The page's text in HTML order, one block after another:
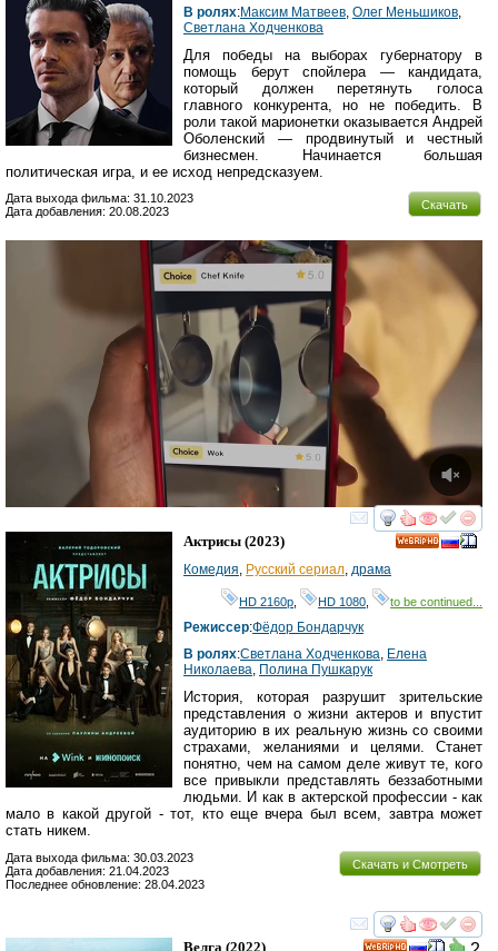
В ролях:Максим Матвеев Олег Меньшиков
Светлана Ходченкова
Для победы на выборах губернатору в
помощь берут спойлера — кандидата,
который должен перетянуть голоса
главного конкурента, но не победить. В
роли такой марионетки оказывается Андрей
Оболенский — продвинутый и честный
бизнесмен. Начинается большая
политическая игра, и ее исход непредсказуем.
Скачать
Дата выхода фильма: 31.10.2023
Дата добавления: 20.08.2023
смотреть
Актрисы (2023)
Комедия, Русский сериал, драма
HD 2160р, HD 1080, to be continued...
Режиссер:Фёдор Бондарчук
В ролях:Светлана Ходченкова, Елена
Николаева, Полина Пушкарук
История, которая разрушит зрительские
представления о жизни актеров и впустит
аудиторию в их реальную жизнь со своими
страхами, желаниями и целями. Станет
понятно, чем на самом деле живут те, кого
все привыкли представлять беззаботными
людьми. И как в актерской профессии - как
мало в какой другой - тот, кто еще вчера был всем, завтра может
стать никем.
Скачать и Смотреть
Дата выхода фильма: 30.03.2023
Дата добавления: 21.04.2023
Последнее обновление: 28.04.2023
смотреть
Велга (2022)